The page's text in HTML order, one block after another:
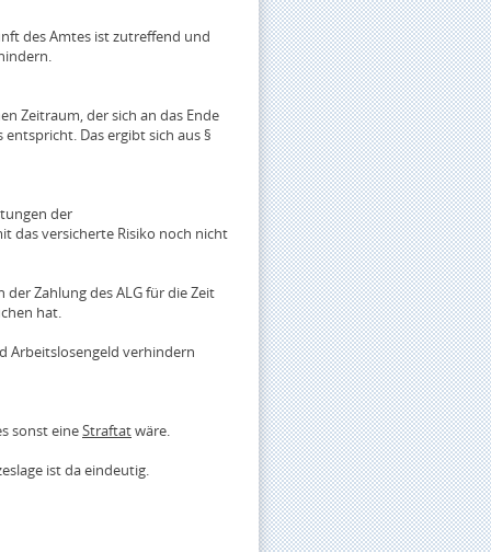
des Amtes ist zutreffend und
Zeitraum, der sich an das Ende
Das ergibt sich aus §
der
das versicherte Risiko noch nicht
Zahlung des ALG für die Zeit
hat.
Arbeitslosengeld verhindern
sonst eineStraftatwäre.
ist da eindeutig.